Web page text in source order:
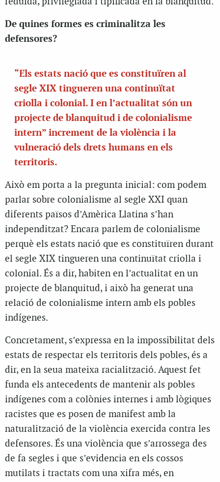
De quines formes es criminalitza les
defensores?
“Els estats nació que es constituïren al
segle XIX tingueren una continuïtat
criolla i colonial. I en l’actualitat són un
projecte de blanquitud i de colonialisme
intern” increment de la violència i la
vulneració dels drets humans en els
territoris.
Això em porta a la pregunta inicial: com podem
parlar sobre colonialisme al segle XXI quan
diferents països d’Amèrica Llatina s’han
independitzat? Encara parlem de colonialisme
perquè els estats nació que es constituïren durant
el segle XIX tingueren una continuïtat criolla i
colonial. És a dir, habiten en l’actualitat en un
projecte de blanquitud, i això ha generat una
relació de colonialisme intern amb els pobles
indígenes.
Concretament, s’expressa en la impossibilitat dels
estats de respectar els territoris dels pobles, és a
dir, en la seua mateixa racialització. Aquest fet
funda els antecedents de mantenir als pobles
indígenes com a colònies internes i amb lògiques
racistes que es posen de manifest amb la
naturalització de la violència exercida contra les
defensores. És una violència que s’arrossega des
de fa segles i que s’evidencia en els cossos
mutilats i tractats com una xifra més, en